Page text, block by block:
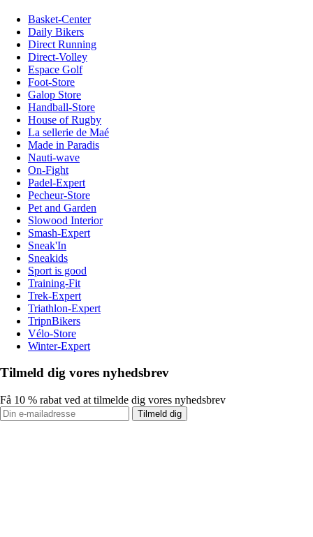
Basket-Center
Daily Bikers
Direct Running
Direct-Volley
Espace Golf
Foot-Store
Galop Store
Handball-Store
House of Rugby
La sellerie de Maé
Made in Paradis
Nauti-wave
On-Fight
Padel-Expert
Pecheur-Store
Pet and Garden
Slowood Interior
Smash-Expert
Sneak'In
Sneakids
Sport is good
Training-Fit
Trek-Expert
Triathlon-Expert
TripnBikers
Vélo-Store
Winter-Expert
Tilmeld dig vores nyhedsbrev
Få 10 % rabat ved at tilmelde dig vores nyhedsbrev
Tilmeld dig